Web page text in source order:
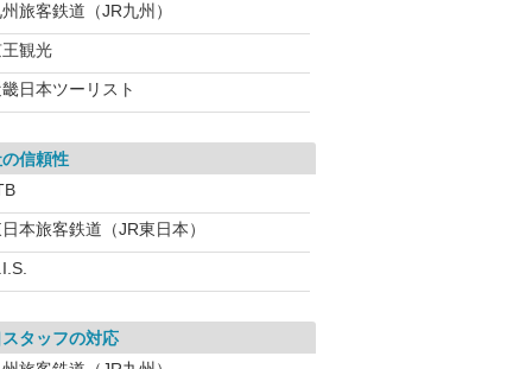
旅客鉄道（JR九州）
観光
日本ツーリスト
信頼性
本旅客鉄道（JR東日本）
タッフの対応